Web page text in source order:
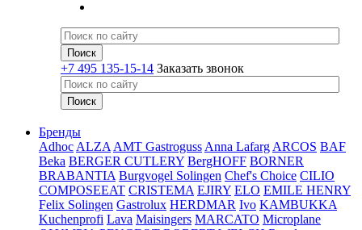
+7 495 135-15-14 Заказать звонок
Бренды
Adhoc ALZA AMT Gastroguss Anna Lafarg ARCOS BAF
Beka BERGER CUTLERY BergHOFF BORNER
BRABANTIA Burgvogel Solingen Chef's Choice CILIO
COMPOSEEAT CRISTEMA EJIRY ELO EMILE HENRY
Felix Solingen Gastrolux HERDMAR Ivo KAMBUKKA
Kuchenprofi Lava Maisingers MARCATO Microplane